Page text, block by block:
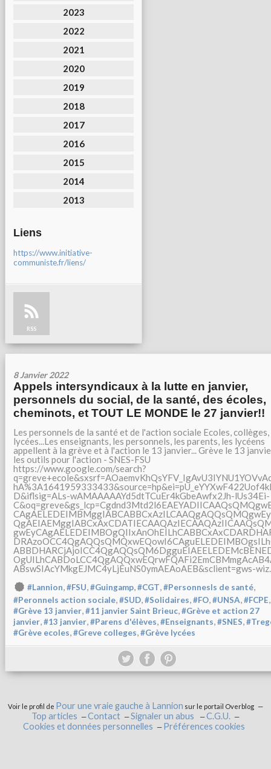
2023
2022
2021
2020
2019
2018
2017
2016
2015
2014
2013
Liens
https://www.initiative-
communiste.fr/liens/
RSS
8 Janvier 2022
Appels intersyndicaux à la lutte en janvier,
personnels du social, de la santé, des écoles,
cheminots, et TOUT LE MONDE le 27 janvier!!
Les personnels de la santé et de l'action sociale Ecoles, collèges,
lycées...Les enseignants, les personnels, les parents, les lycéens
appellent à la grève et à l'action le 13 janvier... Grève le 13
les outils pour l'action - SNES-FSU
https://www.google.com/search?
D&iflsig=ALs-wAMAAAAAYd5dtTCuEr4kGbeAwfx2Jh-lUs34Ei-
ABswSIAcYMkgEJMC4yLjEuNS0ymAEAoAEB&sclient=gws-
#Lannion,#FSU,#Guingamp,#CGT,#Personnesls de santé,
#Peronnels action sociale,#SUD,#Solidaires,#FO,#UNSA,#FCPE,
#Grève 13 janvier,#11 janvier Saint Brieuc,#Grève et action 27
janvier,#13 janvier,#Parens d'élèves,#Enseignants,#SNES,
#Grève ecoles,#Greve colleges,#Grève lycées
Voir le profil de Pour une vraie gauche à Lannion sur le portail Overblog
Top articles Contact Signaler un abus
C.G.U.
Cookies et données personnelles
Préférences cookies